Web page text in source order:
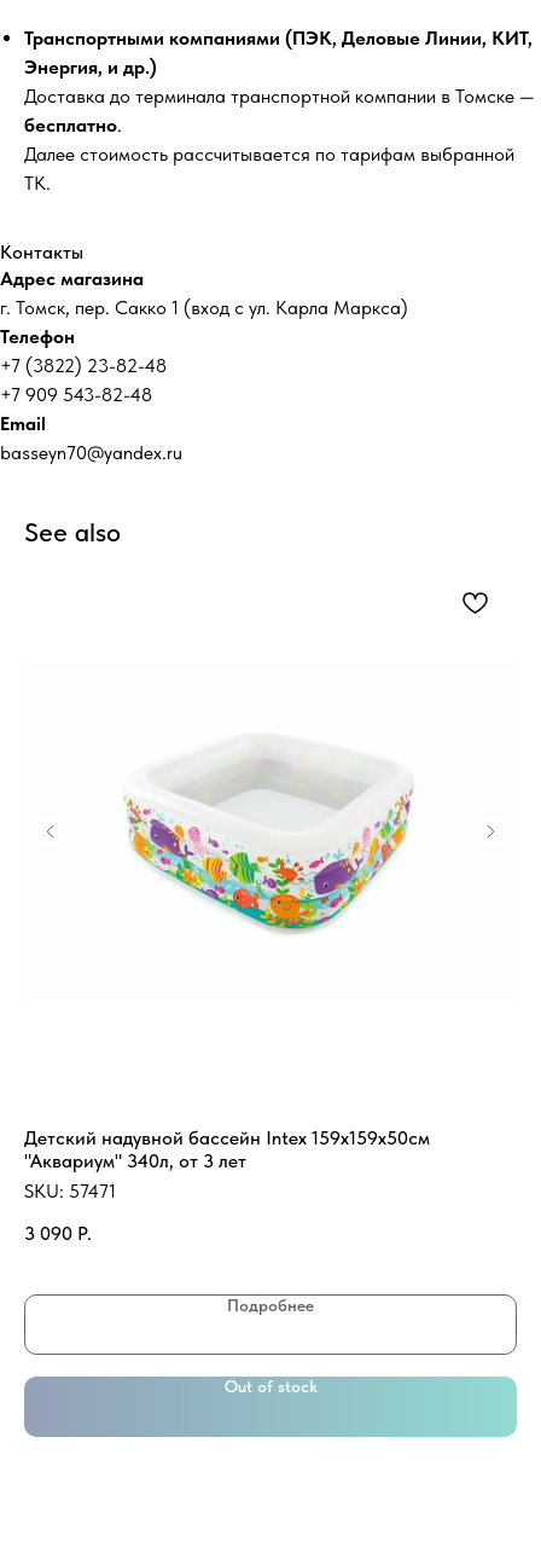
Транспортными компаниями (ПЭК, Деловые Линии, КИТ,
Энергия, и др.)
Доставка до терминала транспортной компании в Томске —
бесплатно.
Далее стоимость рассчитывается по тарифам выбранной
ТК.
Контакты
Адрес магазина
г. Томск, пер. Сакко 1 (вход с ул. Карла Маркса)
Телефон
+7 (3822) 23-82-48
+7 909 543-82-48
Email
basseyn70@yandex.ru
See also
Детский надувной бассейн Intex 159х159х50см
"Аквариум" 340л, от 3 лет
SKU: 57471
3 090 Р.
Подробнее
Out of stock